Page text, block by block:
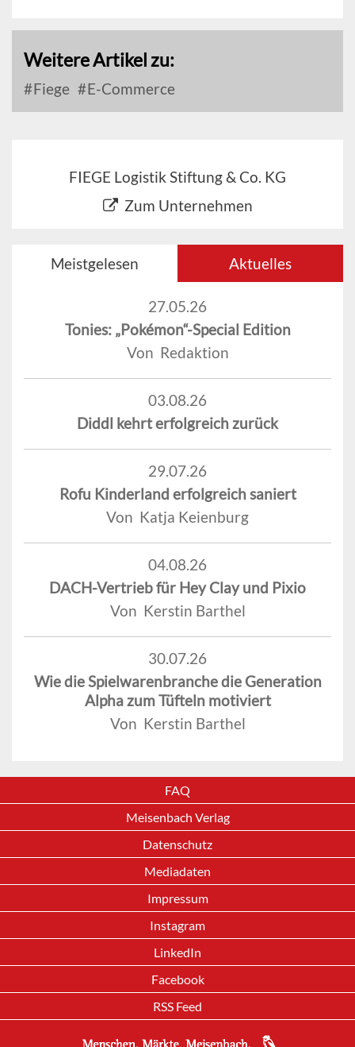
Weitere Artikel zu:
Fiege E-Commerce
FIEGE Logistik Stiftung & Co. KG
Zum Unternehmen
Meistgelesen Aktuelles
27.05.26
Tonies: „Pokémon“-Special Edition
Von Redaktion
03.08.26
Diddl kehrt erfolgreich zurück
29.07.26
Rofu Kinderland erfolgreich saniert
Von Katja Keienburg
04.08.26
DACH-Vertrieb für Hey Clay und Pixio
Von Kerstin Barthel
30.07.26
Wie die Spielwarenbranche die Generation
Alpha zum Tüfteln motiviert
Von Kerstin Barthel
FAQ
Meisenbach Verlag
Datenschutz
Mediadaten
Impressum
Instagram
LinkedIn
Facebook
RSS Feed